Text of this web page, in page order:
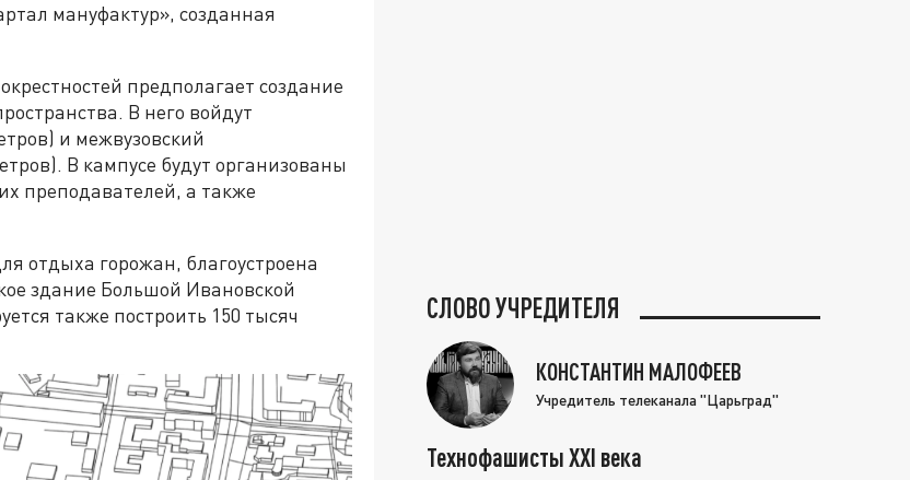
мануфактур», созданная
предполагает создание
В него войдут
и межвузовский
В кампусе будут организованы
преподавателей, а также
отдыха горожан, благоустроена
здание Большой Ивановской
также построить 150 тысяч
СЛОВО УЧРЕДИТЕЛЯ
КОНСТАНТИН МАЛОФЕЕВ
Учредитель телеканала "Царьград"
Технофашисты XXI века